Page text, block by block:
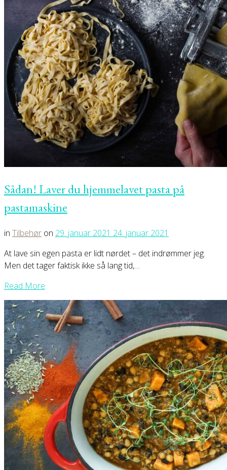
Sådan! Laver du hjemmelavet pasta på
pastamaskine
in Tilbehør on 29. januar 2021 24. januar 2021
At lave sin egen pasta er lidt nørdet – det indrømmer jeg.
Men det tager faktisk ikke så lang tid,…
Read More